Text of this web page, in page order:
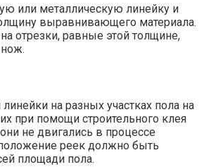
или металлическую линейку и
выравнивающего материала.
отрезки, равные этой толщине,
линейки на разных участках пола на
при помощи строительного клея
не двигались в процессе
реек должно быть
площади пола.